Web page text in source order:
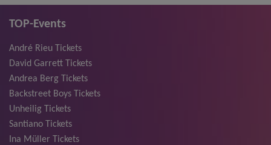
TOP-Events
André Rieu Tickets
David Garrett Tickets
Andrea Berg Tickets
Backstreet Boys Tickets
Unheilig Tickets
Santiano Tickets
Ina Müller Tickets